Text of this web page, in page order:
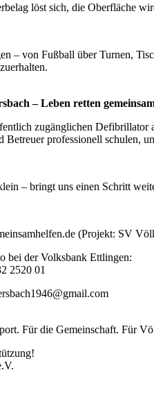
löst sich, die Oberfläche
– von Fußball über Turnen,
– Leben retten
zugänglichen Defibrillator
Betreuer professionell schulen,
– bringt uns einen Schritt
(Projekt: SV
bei der Volksbank Ettlingen:
2520 01
Für die Gemeinschaft. Für